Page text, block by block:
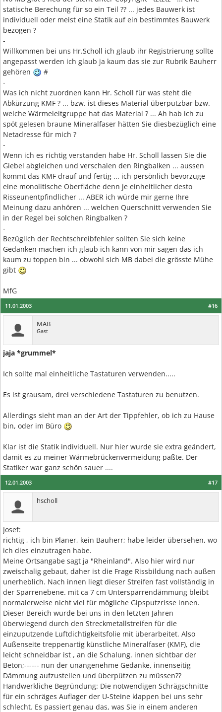
statische Berechung für so ein Teil ?? ... jedes Bauwerk ist
individuell oder meist eine Statik auf ein bestimmtes Bauwerk
bezogen ?
-
Willkommen bei uns Hr.Scholl ich glaub ihr Registrierung sollte
angepasst werden ich glaub ja kaum das sie zur Rubrik Bauherr
gehören
#
-
Was ich nicht zuordnen kann Hr. Scholl für was steht die
Abkürzung KMF ? ... bzw. ist dieses Material überputzbar bzw.
welche Wärmeleitgruppe hat das Material ? ... Ah hab ich zu
spöt gelesen braune Mineralfaser hätten Sie diesbezüglich eine
Netadresse für mich ?
-
Wenn ich es richtig verstanden habe Hr. Scholl lassen Sie die
Giebel abgleichen und verschalen den Ringbalken ... aussen
kommt das KMF drauf und fertig ... ich persönlich bevorzuge
eine monolitische Oberfläche denn je einheitlicher desto
Risseunentpfindlicher ... ABER ich würde mir gerne Ihre
Meinung dazu anhören ... welchen Querschnitt verwenden Sie
in der Regel bei solchen Ringbalken ?
-
Bezüglich der Rechtschreibfehler sollten Sie sich keine
Gedanken machen ich glaub ich kann von mir sagen das ich
kaum zu toppen bin ... obwohl sich MB dabei die grösste Mühe
gibt
MfG
#16
11.01.2003
MAB
Gast
jaja *grummel*
Ich sollte mal einheitliche Tastaturen verwenden.....
Es ist grausam, drei verschiedene Tastaturen zu benutzen.
Allerdings sieht man an der Art der Tippfehler, ob ich zu Hause
bin, oder im Büro
Klar ist die Statik individuell. Nur hier wurde sie extra geändert,
damit es zu meiner Wärmebrückenvermeidung paßte. Der
Statiker war ganz schön sauer ....
#17
12.01.2003
hscholl
Josef:
richtig , ich bin Planer, kein Bauherr; habe leider übersehen, wo
ich dies einzutragen habe.
Meine Ortsangabe sagt ja "Rheinland". Also hier wird nur
zweischalig gebaut, daher ist die Frage Rissbildung nach außen
unerheblich. Nach innen liegt dieser Streifen fast vollständig in
der Sparrenebene. mit ca 7 cm Untersparrendämmung bleibt
normalerweise nicht viel für mögliche Gipsputzrisse innen.
Dieser Bereich wurde bei uns in den letzten Jahren
überwiegend durch den Streckmetallstreifen für die
einzuputzende Luftdichtigkeitsfolie mit überarbeitet. Also
Außenseite treppenartig künstliche Mineralfaser (KMF), die
leicht schneidbar ist , an die Schalung. innen sichtbar der
Beton;------ nun der unangenehme Gedanke, innenseitig
Dämmung aufzustellen und überpützen zu müssen??
Handwerkliche Begründung: Die notwendigen Schrägschnitte
für ein schräges Auflager der U-Steine klappen bei uns sehr
schlecht. Es passiert genau das, was Sie in einem anderen